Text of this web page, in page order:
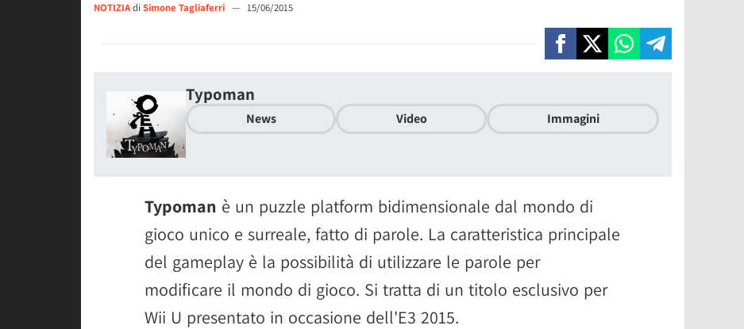
NOTIZIAdi Simone Tagliaferri — 15/06/2015
Typoman
News Video Immagini
Typoman è un puzzle platform bidimensionale dal mondo di
gioco unico e surreale, fatto di parole. La caratteristica principale
del gameplay è la possibilità di utilizzare le parole per
modificare il mondo di gioco. Si tratta di un titolo esclusivo per
Wii U presentato in occasione dell'E3 2015.